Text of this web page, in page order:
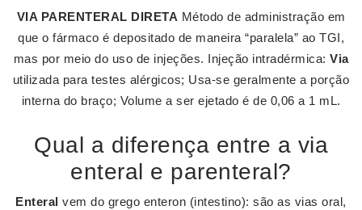
VIA PARENTERAL DIRETA Método de administração em
que o fármaco é depositado de maneira “paralela” ao TGI,
mas por meio do uso de injeções. Injeção intradérmica: Via
utilizada para testes alérgicos; Usa-se geralmente a porção
interna do braço; Volume a ser ejetado é de 0,06 a 1 mL.
Qual a diferença entre a via
enteral e parenteral?
Enteral vem do grego enteron (intestino): são as vias oral,